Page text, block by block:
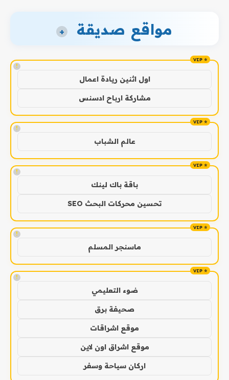
مواقع صديقة +
!
اول اثنين ريادة اعمال
مشاركة ارباح ادسنس
!
عالم الشباب
!
باقة باك لينك
تحسين محركات البحث SEO
!
ماسنجر المسلم
!
ضوء التعليمي
صحيفة برق
موقع اشراقات
موقع اشراق اون لاين
اركان سياحة وسفر